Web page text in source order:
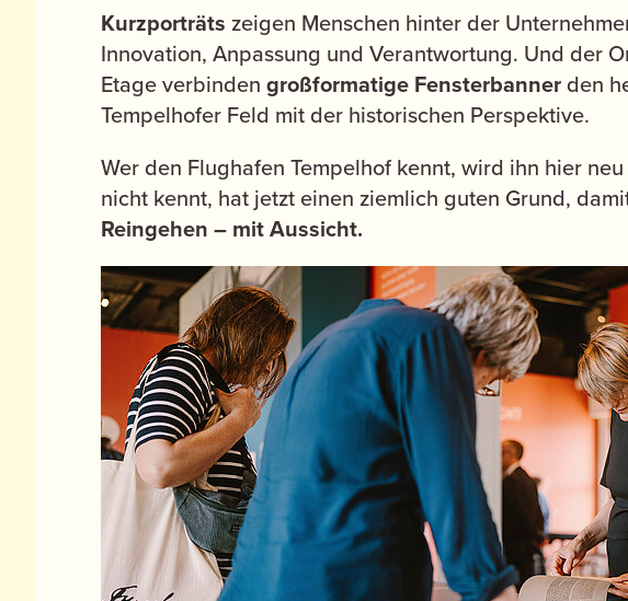
Kurzporträts zeigen Menschen hinter der
Innovation, Anpassung und Verantwortung. Und der
Etage verbinden großformatige Fensterbanner den
Tempelhofer Feld mit der historischen Perspektive.
Wer den Flughafen Tempelhof kennt, wird ihn hier
nicht kennt, hat jetzt einen ziemlich guten Grund,
Reingehen – mit Aussicht.